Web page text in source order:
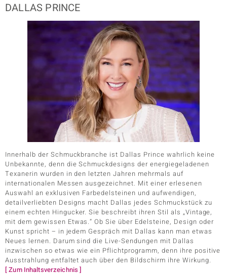
DALLAS PRINCE
Innerhalb der Schmuckbranche ist Dallas Prince wahrlich keine
Unbekannte, denn die Schmuckdesigns der energiegeladenen
Texanerin wurden in den letzten Jahren mehrmals auf
internationalen Messen ausgezeichnet. Mit einer erlesenen
Auswahl an exklusiven Farbedelsteinen und aufwendigen,
detailverliebten Designs macht Dallas jedes Schmuckstück zu
einem echten Hingucker. Sie beschreibt ihren Stil als „Vintage,
mit dem gewissen Etwas.“ Ob Sie über Edelsteine, Design oder
Kunst spricht – in jedem Gespräch mit Dallas kann man etwas
Neues lernen. Darum sind die Live-Sendungen mit Dallas
inzwischen so etwas wie ein Pflichtprogramm, denn ihre positive
Ausstrahlung entfaltet auch über den Bildschirm ihre Wirkung.
[ Zum Inhaltsverzeichnis ]